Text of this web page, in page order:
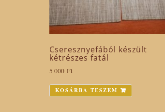
Cseresznyefából készült
kétrészes fatál
5 000 Ft
KOSÁRBA TESZEM